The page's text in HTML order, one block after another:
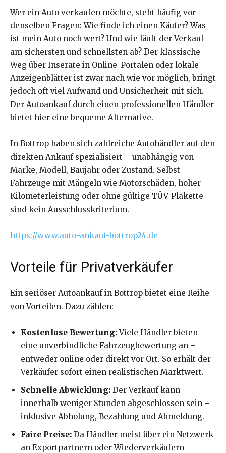
Wer ein Auto verkaufen möchte, steht häufig vor
denselben Fragen: Wie finde ich einen Käufer? Was
ist mein Auto noch wert? Und wie läuft der Verkauf
am sichersten und schnellsten ab? Der klassische
Weg über Inserate in Online-Portalen oder lokale
Anzeigenblätter ist zwar nach wie vor möglich, bringt
jedoch oft viel Aufwand und Unsicherheit mit sich.
Der Autoankauf durch einen professionellen Händler
bietet hier eine bequeme Alternative.
In Bottrop haben sich zahlreiche Autohändler auf den
direkten Ankauf spezialisiert – unabhängig von
Marke, Modell, Baujahr oder Zustand. Selbst
Fahrzeuge mit Mängeln wie Motorschäden, hoher
Kilometerleistung oder ohne gültige TÜV-Plakette
sind kein Ausschlusskriterium.
https://www.auto-ankauf-bottrop24.de
Vorteile für Privatverkäufer
Ein seriöser Autoankauf in Bottrop bietet eine Reihe
von Vorteilen. Dazu zählen:
Kostenlose Bewertung:Viele Händler bieten
eine unverbindliche Fahrzeugbewertung an –
entweder online oder direkt vor Ort. So erhält der
Verkäufer sofort einen realistischen Marktwert.
Schnelle Abwicklung: Der Verkauf kann
innerhalb weniger Stunden abgeschlossen sein –
inklusive Abholung, Bezahlung und Abmeldung.
Faire Preise: Da Händler meist über ein Netzwerk
an Exportpartnern oder Wiederverkäufern